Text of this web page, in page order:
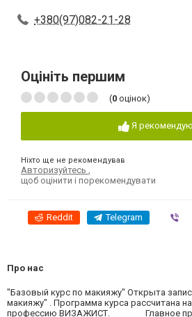
+380(97)082-21-28
Оцініть першим
(0 оцінок)
Я рекомендую
Ніхто ще не рекомендував
Авторизуйтесь
щоб оцінити і порекомендувати
Reddit Telegram
Про нас
"Базовый курс по макияжу" Открыта
макияжу" . Программа курса рассчитана
профессию ВИЗАЖИСТ. Главное